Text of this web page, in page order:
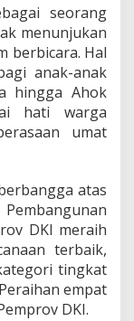
seorang
menunjukan
berbicara. Hal
anak-anak
hingga Ahok
hati warga
umat
atas
DKI meraih
terbaik,
tingkat
empat
DKI.